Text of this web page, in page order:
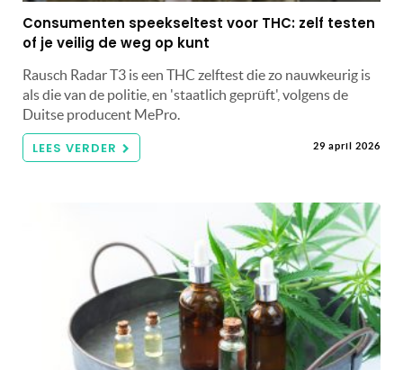
Consumenten speekseltest voor THC: zelf testen
of je veilig de weg op kunt
Rausch Radar T3 is een THC zelftest die zo nauwkeurig is
als die van de politie, en 'staatlich geprüft', volgens de
Duitse producent MePro.
LEES VERDER 29 april 2026